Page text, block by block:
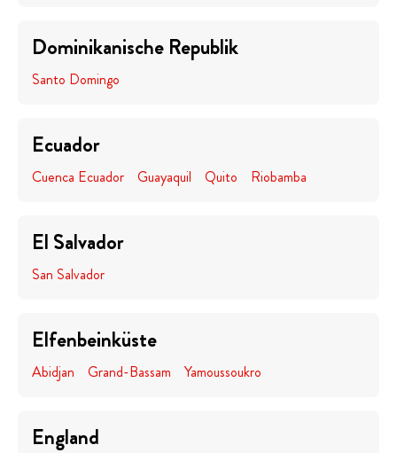
Dominikanische Republik
Santo Domingo
Ecuador
Cuenca Ecuador Guayaquil Quito Riobamba
El Salvador
San Salvador
Elfenbeinküste
Abidjan Grand-Bassam Yamoussoukro
England